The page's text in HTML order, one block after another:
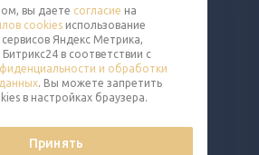
Все права защищены.
8 (800) 350-86-91
nut@eq-mail.ru
вы даете согласие на
cookies использование
Яндекс Метрика,
в соответствии с
и обработки
. Вы можете запретить
в настройках браузера.
Принять